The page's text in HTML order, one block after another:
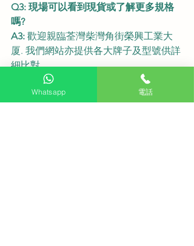
Q3: 現場可以看到現貨或了解更多規格
嗎?
A3: 歡迎親臨荃灣柴灣角街榮興工業大
厦. 我們網站亦提供各大牌子及型號供詳
細比對.
瀏覽更多型號:
HKTVPRO.COM
一鍵 WhatsApp 查
Whatsapp 電話